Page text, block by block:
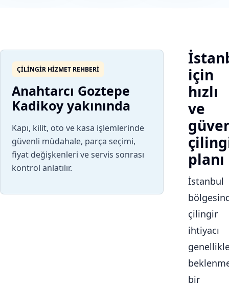
ÇILINGIR HIZMET REHBERI
Anahtarcı Goztepe
Kadikoy yakınında
Kapı, kilit, oto ve kasa işlemlerinde
güvenli müdahale, parça seçimi,
fiyat değişkenleri ve servis sonrası
kontrol anlatılır.
için
hızlı
ve
planı
İstanbul
çilingir
ihtiyacı
bir